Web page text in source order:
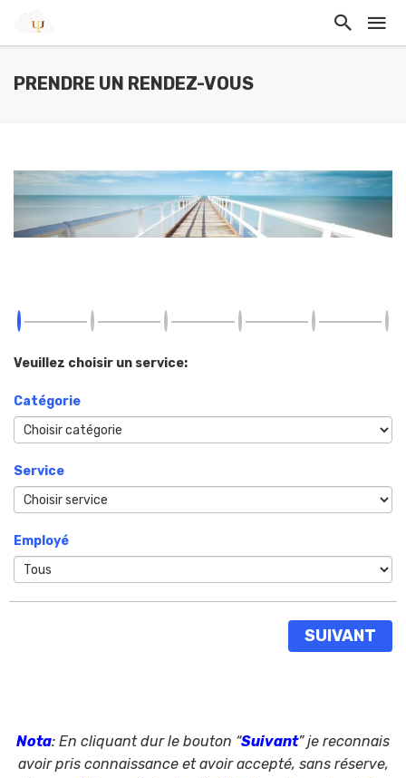
PRENDRE UN RENDEZ-VOUS
Veuillez choisir un service:
Catégorie
Service
Employé
SUIVANT
Nota: En cliquant dur le bouton “Suivant” je reconnais
avoir pris connaissance et avoir accepté, sans réserve,